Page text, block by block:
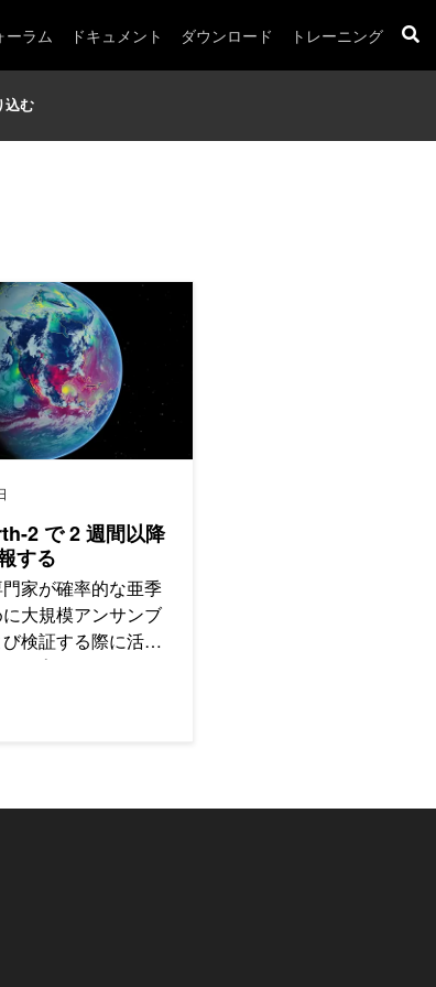
ーラム ドキュメント ダウンロード トレーニング
精度な大規模アンサンブル気象予測を可能にする
2 で 2 週間以降
する
家が確率的な亜季
大規模アンサンブ
検証する際に活用
2 プラットフォーム
2 週間以降の天気を予報する